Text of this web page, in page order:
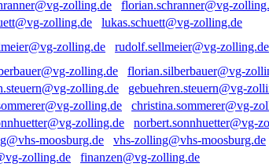
florian.schranner@vg-
lukas.schuett@vg-zolling.de
rudolf.sellmeier@vg-zolling.de
florian.silberbauer@vg-
gebuehren.steuern@vg-
christina.sommerer@vg-
norbert.sonnhuetter@vg-
vhs-zolling@vhs-moosburg.de
finanzen@vg-zolling.de